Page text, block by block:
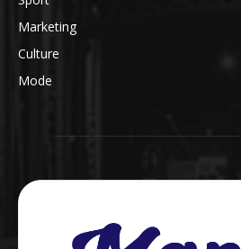
Marketing
Culture
Mode